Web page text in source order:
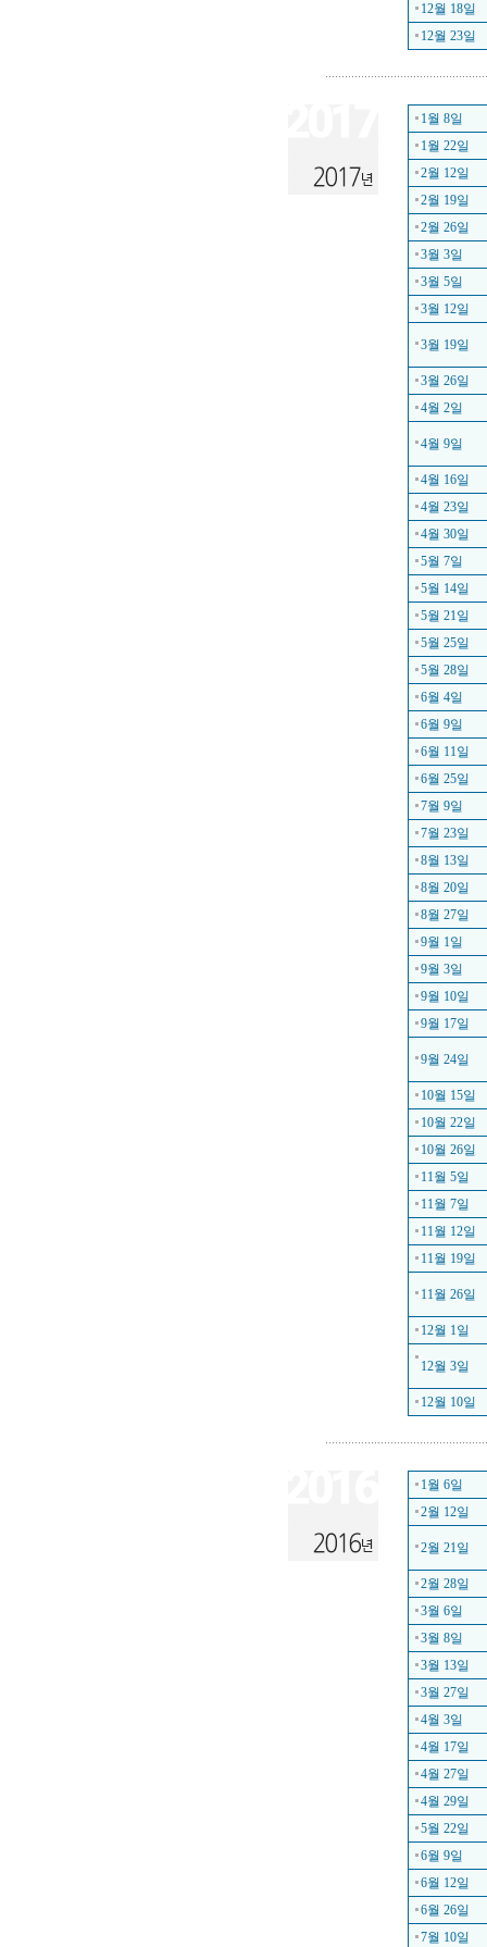
12월 18일
12월 23일
1월 8일
1월 22일
2월 12일
2월 19일
2월 26일
3월 3일
3월 5일
3월 12일
3월 19일
3월 26일
4월 2일
4월 9일
4월 16일
4월 23일
4월 30일
5월 7일
5월 14일
5월 21일
5월 25일
5월 28일
6월 4일
6월 9일
6월 11일
6월 25일
7월 9일
7월 23일
8월 13일
8월 20일
8월 27일
9월 1일
9월 3일
9월 10일
9월 17일
9월 24일
10월 15일
10월 22일
10월 26일
11월 5일
11월 7일
11월 12일
11월 19일
11월 26일
12월 1일
12월 3일
12월 10일
1월 6일
2월 12일
2월 21일
2월 28일
3월 6일
3월 8일
3월 13일
3월 27일
4월 3일
4월 17일
4월 27일
4월 29일
5월 22일
6월 9일
6월 12일
6월 26일
7월 10일